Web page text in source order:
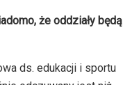
że oddziały będą
ds. edukacji i sportu